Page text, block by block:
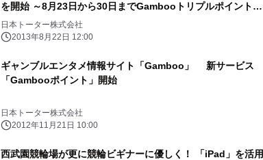
を開始 ～8月23日から30日までGambooトリプルポイントキ
ャンペーンを実施！～
日本トーター株式会社
2013年8月22日 12:00
ギャンブルエンタメ情報サイト「Gamboo」 新サービス
「Gambooポイント」開始
日本トーター株式会社
2012年11月21日 10:00
西武園競輪場が更に競輪ビギナーに優しく！ 「iPad」を活用